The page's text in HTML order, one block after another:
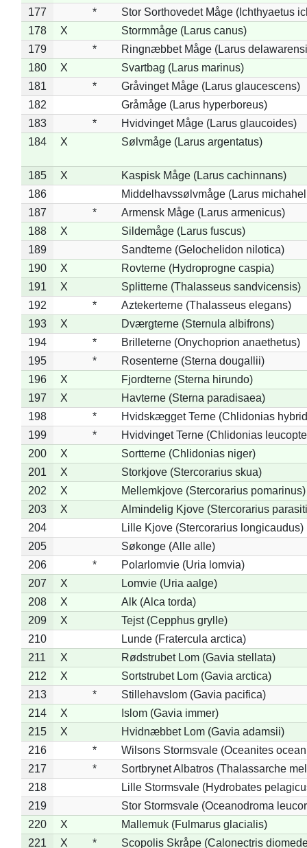
177
*
Stor Sorthovedet Måge (Ichthyaetus
178
X
Stormmåge (Larus canus)
179
*
Ringnæbbet Måge (Larus
180
X
Svartbag (Larus marinus)
181
*
Gråvinget Måge (Larus glaucescens)
182
Gråmåge (Larus hyperboreus)
183
*
Hvidvinget Måge (Larus glaucoides)
184
X Sølvmåge (Larus argentatus)
185 X
Kaspisk Måge (Larus cachinnans)
186
Middelhavssølvmåge (Larus
187
*
Armensk Måge (Larus armenicus)
188
X
Sildemåge (Larus fuscus)
189
Sandterne (Gelochelidon nilotica)
190
X
Rovterne (Hydroprogne caspia)
191
X
Splitterne (Thalasseus sandvicensis)
192
*
Aztekerterne (Thalasseus elegans)
193
X
Dværgterne (Sternula albifrons)
194
*
Brilleterne (Onychoprion anaethetus)
195
*
Rosenterne (Sterna dougallii)
196
X
Fjordterne (Sterna hirundo)
197
X
Havterne (Sterna paradisaea)
198
*
Hvidskægget Terne (Chlidonias
199
*
Hvidvinget Terne (Chlidonias
200
X
Sortterne (Chlidonias niger)
201
X
Storkjove (Stercorarius skua)
202
X
Mellemkjove (Stercorarius pomarinus)
203
X
Almindelig Kjove (Stercorarius
204
Lille Kjove (Stercorarius longicaudus)
205
Søkonge (Alle alle)
206
*
Polarlomvie (Uria lomvia)
207
X
Lomvie (Uria aalge)
208
X
Alk (Alca torda)
209
X
Tejst (Cepphus grylle)
210
Lunde (Fratercula arctica)
211
X
Rødstrubet Lom (Gavia stellata)
212
X
Sortstrubet Lom (Gavia arctica)
213
*
Stillehavslom (Gavia pacifica)
214
X
Islom (Gavia immer)
215
X
Hvidnæbbet Lom (Gavia adamsii)
216
*
Wilsons Stormsvale (Oceanites
217
*
Sortbrynet Albatros (Thalassarche
218
Lille Stormsvale (Hydrobates
219
Stor Stormsvale (Oceanodroma
220
X
Mallemuk (Fulmarus glacialis)
221
X * Scopolis Skråpe (Calonectris